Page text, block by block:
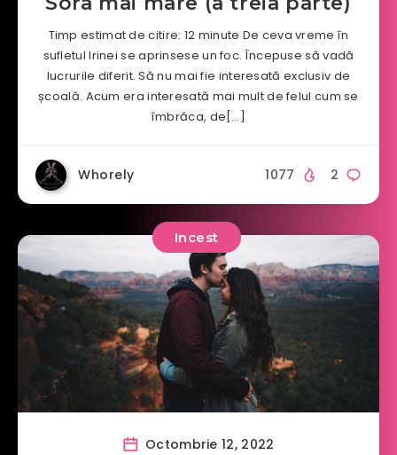
Timp estimat de citire: 12 minute De ceva vreme în
sufletul Irinei se aprinsese un foc. Începuse să vadă
lucrurile diferit. Să nu mai fie interesată exclusiv de
școală. Acum era interesată mai mult de felul cum se
îmbrăca, de[…]
Whorely 2
1077
Incest
Octombrie 12, 2022